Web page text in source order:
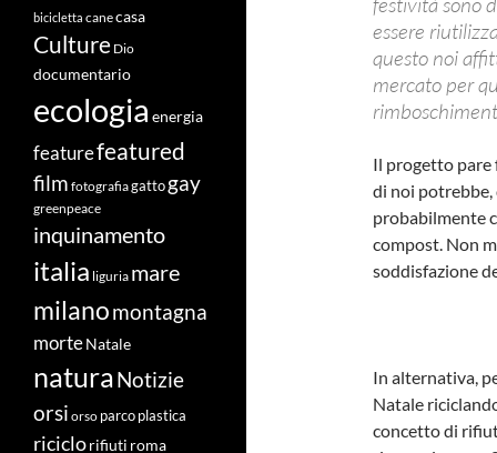
essere
questo noi
mercato per
Il progetto pare
di noi potrebbe,
probabilmente
compost. Non
soddisfazione
In alternativa,
Natale
concetto di
bicicletta canecasa
Culture Dio
documentario
ecologia energia
featurefeatured
film fotografiagatto gay
greenpeace
inquinamento
italia liguria mare
milanomontagna
morteNatale
naturaNotizie
orsi orso parco plastica
riciclorifiuti roma